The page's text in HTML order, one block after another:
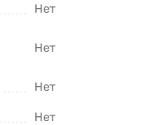
Нет
Нет
Нет
Нет